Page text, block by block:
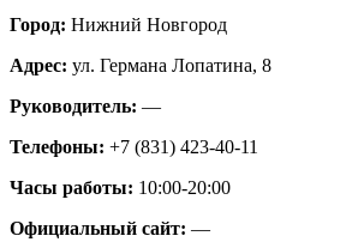
Город: Нижний Новгород
Адрес: ул. Германа Лопатина, 8
Руководитель: —
Телефоны: +7 (831) 423-40-11
Часы работы: 10:00-20:00
Официальный сайт: —